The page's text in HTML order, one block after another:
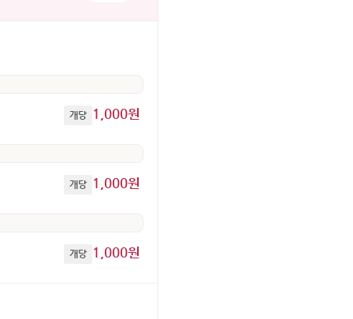
개당 1,000원
개당 1,000원
개당 1,000원